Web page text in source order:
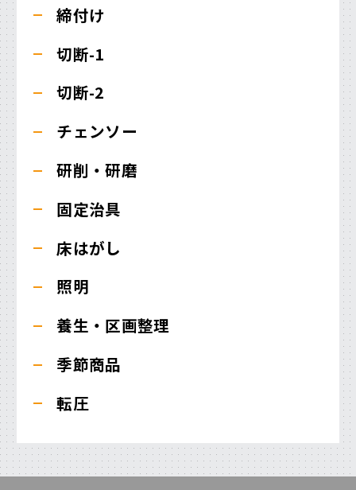
締付け
切断-1
切断-2
チェンソー
研削・研磨
固定治具
床はがし
照明
養生・区画整理
季節商品
転圧